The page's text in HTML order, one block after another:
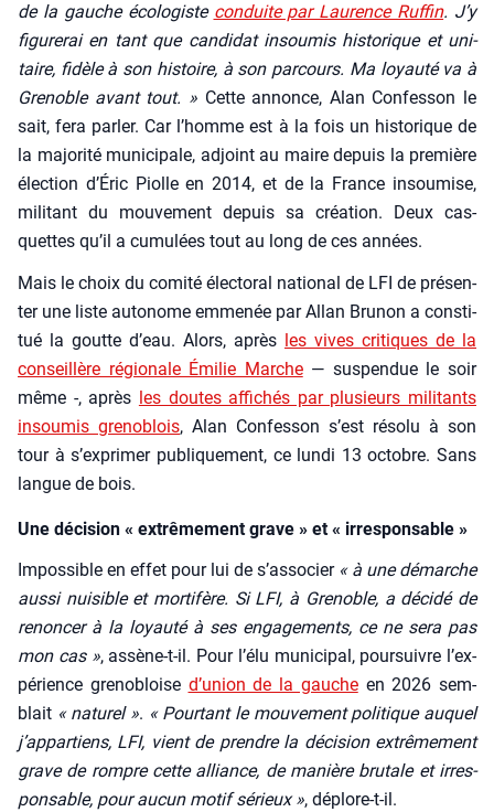
de la gauche éco­lo­giste conduite par Lau­rence Ruf­fin. J’y
figu­re­rai en tant que can­di­dat insou­mis his­to­rique et uni­
taire, fidèle à son his­toire, à son par­cours. Ma loyau­té va à
Gre­noble avant tout. »Cette annonce, Alan Confes­son le
sait, fera par­ler. Car l’homme est à la fois un his­to­rique de
la majo­ri­té muni­ci­pale, adjoint au maire depuis la pre­mière
élec­tion d’É­ric Piolle en 2014, et de la France insou­mise,
mili­tant du mou­ve­ment depuis sa créa­tion. Deux cas­
quettes qu’il a cumu­lées tout au long de ces années.
Mais le choix du comi­té élec­to­ral natio­nal de LFI de pré­sen­
ter une liste auto­nome emme­née par Allan Bru­non a consti­
tué la goutte d’eau. Alors, après les vives cri­tiques de la
conseillère régio­nale Émi­lie Marche— sus­pen­due le soir
même -, après les doutes affi­chés par plu­sieurs mili­tants
insou­mis gre­no­blois, Alan Confes­son s’est réso­lu à son
tour à s’ex­pri­mer publi­que­ment, ce lun­di 13 octobre. Sans
langue de bois.
Une décision « extrêmement grave » et « irresponsable »
Impos­sible en effet pour lui de s’as­so­cier « à une démarche
aus­si nui­sible et mor­ti­fère. Si LFI, à Gre­noble, a déci­dé de
renon­cer à la loyau­té à ses enga­ge­ments, ce ne sera pas
mon cas », assène-t-il. Pour l’é­lu muni­ci­pal, pour­suivre l’ex­
pé­rience gre­no­bloise d’u­nion de la gaucheen 2026 sem­
blait « natu­rel ». « Pour­tant le mou­ve­ment poli­tique auquel
j’appartiens, LFI, vient de prendre la déci­sion extrê­me­ment
grave de rompre cette alliance, de manière bru­tale et irres­
pon­sable, pour aucun motif sérieux », déplore-t-il.